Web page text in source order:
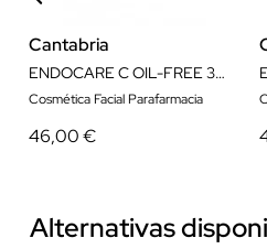
Cantabria
ENDOCARE C OIL-FREE 30X2ML AMPOLLAS
Cosmética Facial Parafarmacia
46,00 €
Alternativas